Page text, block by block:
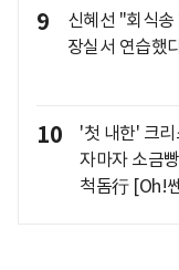
9
신혜선 "회식
장실서 연습했
10
'첫 내한' 크
자마자 소금
척돔行 [Oh!